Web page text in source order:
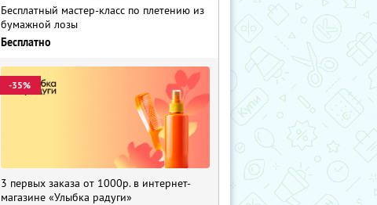
Бесплатный мастер-класс по плетению из
бумажной лозы
Бесплатно
-35%
3 первых заказа от 1000р. в интернет-
магазине «Улыбка радуги»